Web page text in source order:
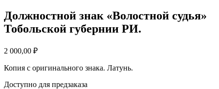
Должностной знак «Волостной судья»
Тобольской губернии РИ.
2 000,00 ₽
Копия с оригинального знака. Латунь.
Доступно для предзаказа